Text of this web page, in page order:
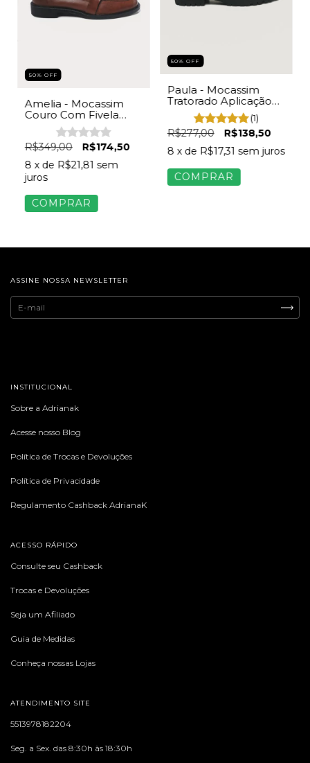
50% OFF
Amelia - Mocassim
Couro Com Fivela
Feminina Caramelo
R$349,00
R$174,50
8 x de R$21,81 sem
juros
COMPRAR
50% OFF
Paula - Mocassim
Tratorado Aplicação
Feminino Preto (1)
R$277,00
R$138,50
8 x de R$17,31 sem juros
COMPRAR
ASSINE NOSSA NEWSLETTER
INSTITUCIONAL
Sobre a Adrianak
Acesse nosso Blog
Política de Trocas e Devoluções
Política de Privacidade
Regulamento Cashback AdrianaK
ACESSO RÁPIDO
Consulte seu Cashback
Trocas e Devoluções
Seja um Afiliado
Guia de Medidas
Conheça nossas Lojas
ATENDIMENTO SITE
5513978182204
Seg. a Sex. das 8:30h às 18:30h